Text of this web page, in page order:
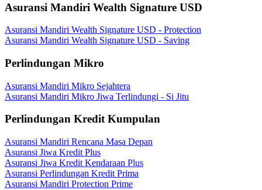
Asuransi Mandiri Wealth Signature USD
Asuransi Mandiri Wealth Signature USD - Protection
Asuransi Mandiri Wealth Signature USD - Saving
Perlindungan Mikro
Asuransi Mandiri Mikro Sejahtera
Asuransi Mandiri Mikro Jiwa Terlindungi - Si Jitu
Perlindungan Kredit Kumpulan
Asuransi Mandiri Rencana Masa Depan
Asuransi Jiwa Kredit Plus
Asuransi Jiwa Kredit Kendaraan Plus
Asuransi Perlindungan Kredit Prima
Asuransi Mandiri Protection Prime